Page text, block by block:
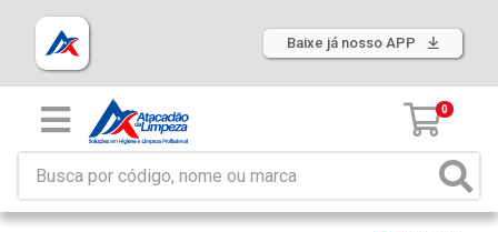
Baixe já nosso APP
0